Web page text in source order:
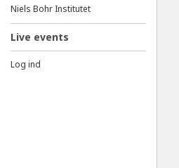
Niels Bohr Institutet
Live events
Log ind